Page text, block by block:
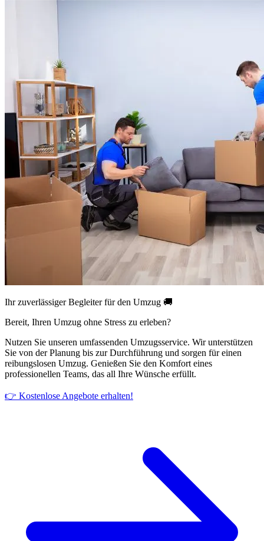
Ihr zuverlässiger Begleiter für den Umzug 🚚
Bereit, Ihren Umzug ohne Stress zu erleben?
Nutzen Sie unseren umfassenden Umzugsservice. Wir unterstützen
Sie von der Planung bis zur Durchführung und sorgen für einen
reibungslosen Umzug. Genießen Sie den Komfort eines
professionellen Teams, das all Ihre Wünsche erfüllt.
👉 Kostenlose Angebote erhalten!